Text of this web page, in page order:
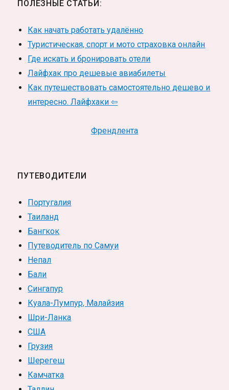
ПОЛЕЗНЫЕ СТАТЬИ:
Как начать работать удалённо
Туристическая, спорт и мото страховка онлайн
Где искать и бронировать отели
Лайфхак про дешевые авиабилеты
Как путешествовать самостоятельно дешево и
интересно. Лайфхаки ⇦
Френдлента
ПУТЕВОДИТЕЛИ
Португалия
Таиланд
Бангкок
Путеводитель по Самуи
Непал
Бали
Сингапур
Куала-Лумпур, Малайзия
Шри-Ланка
США
Грузия
Шерегеш
Камчатка